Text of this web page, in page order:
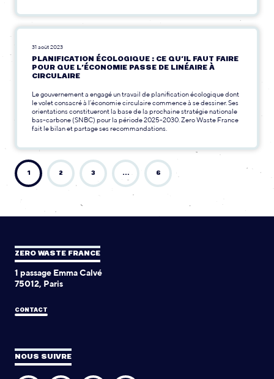
31 août 2023
PLANIFICATION ÉCOLOGIQUE : CE QU’IL FAUT FAIRE
POUR QUE L’ÉCONOMIE PASSE DE LINÉAIRE À
CIRCULAIRE
Le gouvernement a engagé un travail de planification écologique dont
le volet consacré à l’économie circulaire commence à se dessiner. Ses
orientations constitueront la base de la prochaine stratégie nationale
bas-carbone (SNBC) pour la période 2025-2030. Zero Waste France
fait le bilan et partage ses recommandations.
1 2 3 … 6
ZERO WASTE FRANCE
1 passage Emma Calvé
75012, Paris
CONTACT
NOUS SUIVRE